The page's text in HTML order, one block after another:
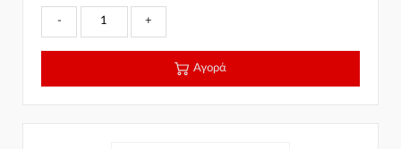
- +
Αγορά